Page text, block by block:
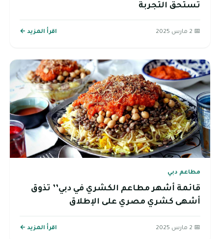
تستحق التجربة
📅 2 مارس 2025 اقرأ المزيد ←
مطاعم دبي
قائمة أشهر مطاعم الكشري في دبي’’ تذوق
أشهى كشري مصري على الإطلاق
📅 2 مارس 2025 اقرأ المزيد ←